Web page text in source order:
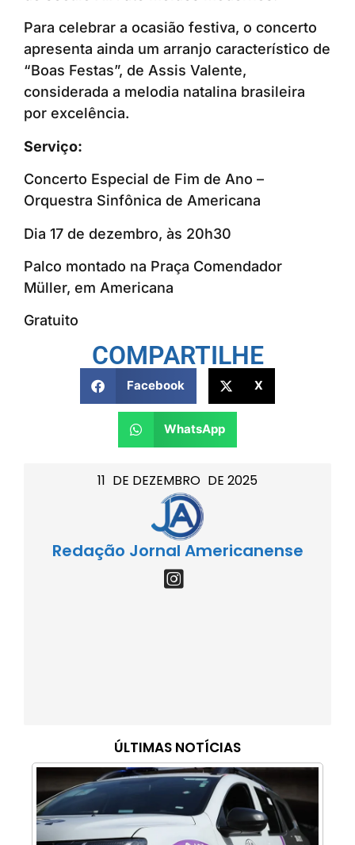
11 DE DEZEMBRO DE 2025
Redação Jornal Americanense
ÚLTIMAS NOTÍCIAS
Para celebrar a ocasião festiva, o concerto
apresenta ainda um arranjo característico de
“Boas Festas”, de Assis Valente,
considerada a melodia natalina brasileira
por excelência.
Serviço:
Concerto Especial de Fim de Ano –
Orquestra Sinfônica de Americana
Dia 17 de dezembro, às 20h30
Palco montado na Praça Comendador
Müller, em Americana
Gratuito
COMPARTILHE
Facebook X
WhatsApp